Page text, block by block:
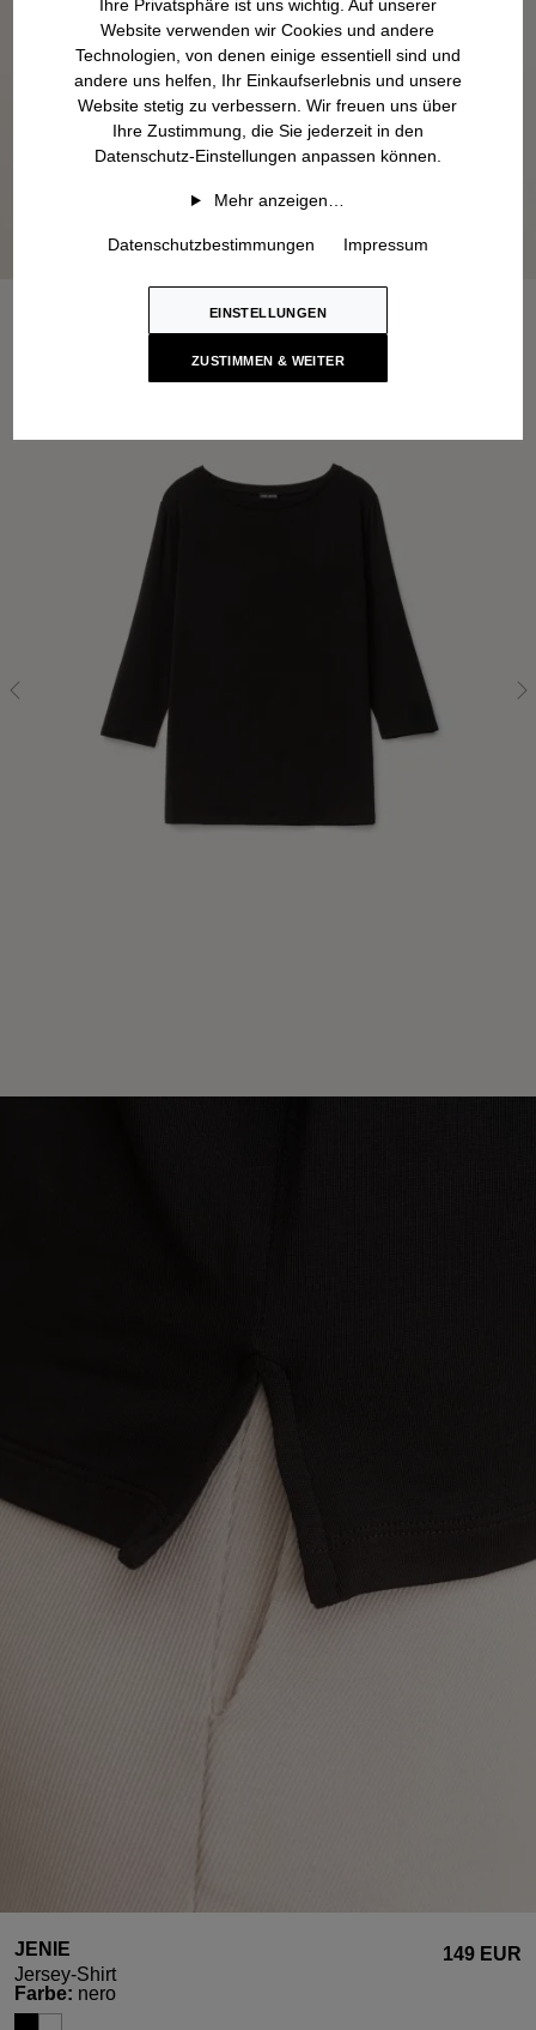
JENIE
Jersey-Shirt
149 EUR
Farbeauswählen
: nero
Ihre Privatsphäre ist uns wichtig. Auf unserer
Website verwenden wir Cookies und andere
Technologien, von denen einige essentiell sind und
andere uns helfen, Ihr Einkaufserlebnis und unsere
Website stetig zu verbessern. Wir freuen uns über
Ihre Zustimmung, die Sie jederzeit in den
Datenschutz-Einstellungen anpassen können.
Mehr anzeigen…
Datenschutzbestimmungen Impressum
EINSTELLUNGEN
ZUSTIMMEN & WEITER